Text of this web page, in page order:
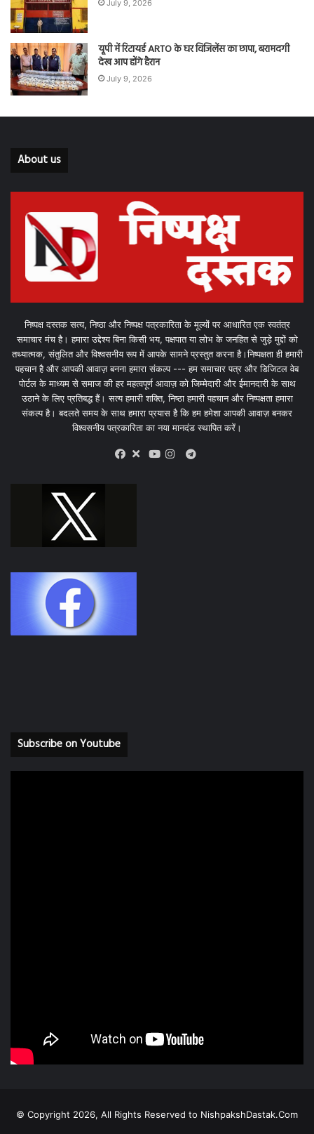
July 9, 2026
यूपी में रिटायर्ड ARTO के घर विजिलेंस का छापा, बरामदगी
देख आप होंगे हैरान
July 9, 2026
About us
निष्पक्ष दस्तक सत्य, निष्ठा और निष्पक्ष पत्रकारिता के मूल्यों पर आधारित एक स्वतंत्र
समाचार मंच है। हमारा उद्देश्य बिना किसी भय, पक्षपात या लोभ के जनहित से जुड़े मुद्दों को
तथ्यात्मक, संतुलित और विश्वसनीय रूप में आपके सामने प्रस्तुत करना है।निष्पक्षता ही हमारी
पहचान है और आपकी आवाज़ बनना हमारा संकल्प --- हम समाचार पत्र और डिजिटल वेब
पोर्टल के माध्यम से समाज की हर महत्वपूर्ण आवाज़ को जिम्मेदारी और ईमानदारी के साथ
उठाने के लिए प्रतिबद्ध हैं। सत्य हमारी शक्ति, निष्ठा हमारी पहचान और निष्पक्षता हमारा
संकल्प है। बदलते समय के साथ हमारा प्रयास है कि हम हमेशा आपकी आवाज़ बनकर
विश्वसनीय पत्रकारिता का नया मानदंड स्थापित करें।
X
Telegram
Subscribe on Youtube
© Copyright 2026, All Rights Reserved to NishpakshDastak.Com